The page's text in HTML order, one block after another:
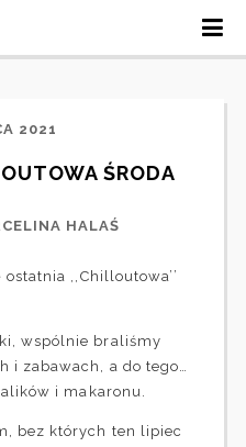
2021
ŚRODA
HALAŚ
,,Chilloutowa’’
wspólnie braliśmy
i zabawach, a do tego…
i makaronu.
bez których ten lipiec